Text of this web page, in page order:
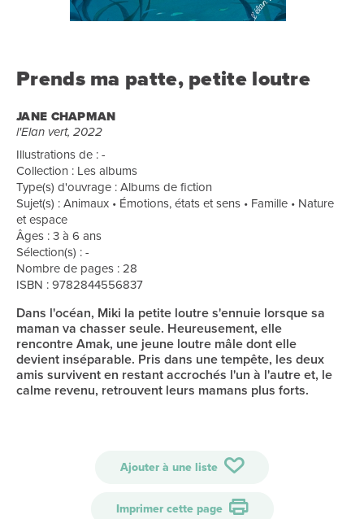
Prends ma patte, petite loutre
JANE CHAPMAN
l'Elan vert, 2022
Illustrations de : -
Collection : Les albums
Type(s) d'ouvrage : Albums de fiction
Sujet(s) : Animaux • Émotions, états et sens • Famille • Nature
et espace
Âges : 3 à 6 ans
Sélection(s) : -
Nombre de pages : 28
ISBN : 9782844556837
Dans l'océan, Miki la petite loutre s'ennuie lorsque sa
maman va chasser seule. Heureusement, elle
rencontre Amak, une jeune loutre mâle dont elle
devient inséparable. Pris dans une tempête, les deux
amis survivent en restant accrochés l'un à l'autre et, le
calme revenu, retrouvent leurs mamans plus forts.
Ajouter à une liste
Imprimer cette page